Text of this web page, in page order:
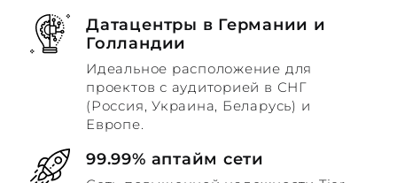
Датацентры в Германии и
Голландии
Идеальное расположение для
проектов с аудиторией в СНГ
(Россия, Украина, Беларусь) и
Европе.
99.99% аптайм сети